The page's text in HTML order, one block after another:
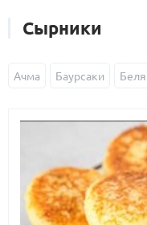
Сырники
Ачма Баурсаки